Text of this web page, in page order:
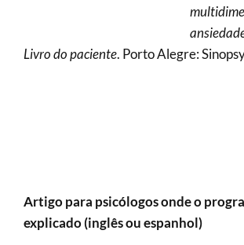
Livro do paciente. Porto Alegre:
Artigo para psicólogos onde o
explicado (inglês ou espanhol)